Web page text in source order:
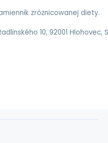
zróżnicowanej diety.
10, 92001 Hlohovec,